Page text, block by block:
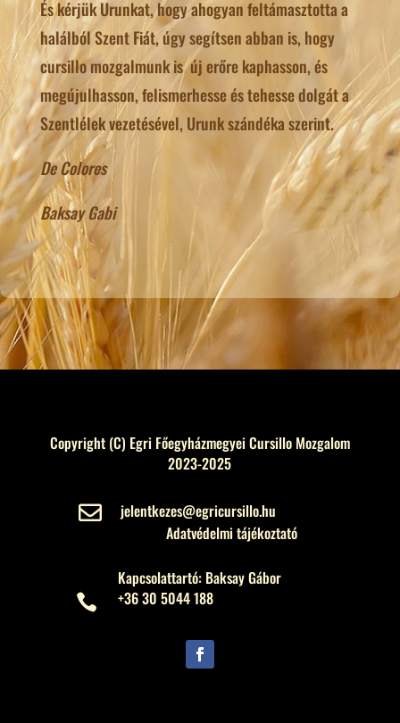
És kérjük Urunkat, hogy ahogyan feltámasztotta a
halálból Szent Fiát, úgy segítsen abban is, hogy
cursillo mozgalmunk is új erőre kaphasson, és
megújulhasson, felismerhesse és tehesse dolgát a
Szentlélek vezetésével, Urunk szándéka szerint.
De Colores
Baksay Gabi
Copyright (C) Egri Főegyházmegyei Cursillo Mozgalom
2023-2025

jelentkezes@egricursillo.hu
Adatvédelmi tájékoztató
Kapcsolattartó: Baksay Gábor
 +36 30 5044 188